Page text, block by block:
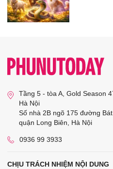
Tầng 5 - tòa A, Gold Season
Hà Nội
Số nhà 2B ngõ 175 đường
quận Long Biên, Hà Nội
0936 99 3933
CHỊU TRÁCH NHIỆM NỘI DUNG